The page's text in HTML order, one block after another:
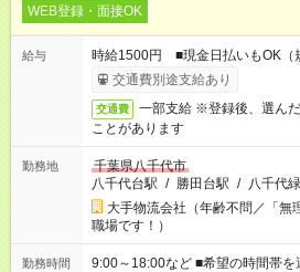
WEB登録・面接OK
給与
時給1500円 ■現金日払いもOK（
交通費別途支給あり
交通費
一部支給 ※登録後、選ん
ことがあります
勤務地
千葉県八千代市
八千代台駅 / 勝田台駅 / 八千代
大手物流会社（年齢不問／「無
職場です！）
勤務時間
9:00～18:00など ■希望の時間帯を選べます！ ▼